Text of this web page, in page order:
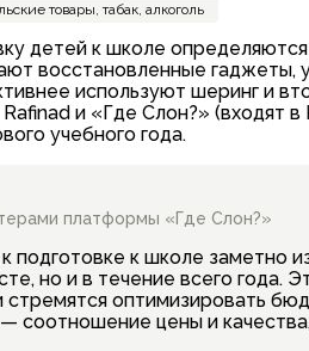
товары, табак, алкоголь
детей к школе
восстановленные гаджеты,
используют шеринг и
и «Где Слон?» (входят
учебного года.
платформы «Где Слон?»
подготовке к школе заметно
но и в течение всего года.
стремятся оптимизировать
соотношение цены и